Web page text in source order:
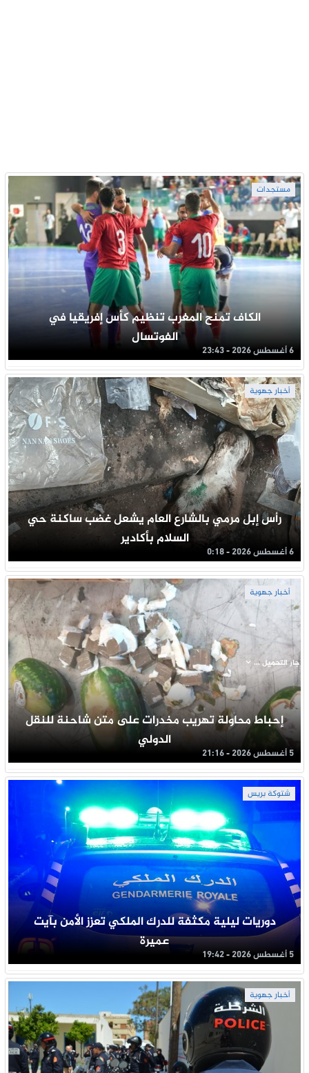
مستجدات
الكاف تمنح المغرب تنظيم كأس إفريقيا في
الفوتسال
6 أغسطس 2026 - 23:43
أخبار جهوية
رأس إبل مرمي بالشارع العام يشعل غضب ساكنة حي
السلام بأكادير
6 أغسطس 2026 - 0:18
أخبار جهوية
إحباط محاولة تهريب مخدرات على متن شاحنة للنقل
الدولي
5 أغسطس 2026 - 21:16
شتوكة بريس
دوريات ليلية مكثفة للدرك الملكي تعزز الأمن بآيت
عميرة
5 أغسطس 2026 - 19:42
أخبار جهوية
جار التحميل ...